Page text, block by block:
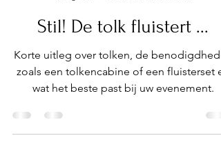
1 aug 2023
2 minuten om te lezen
Stil! De tolk fluistert ...
Korte uitleg over tolken, de
zoals een tolkencabine of een fluisterset